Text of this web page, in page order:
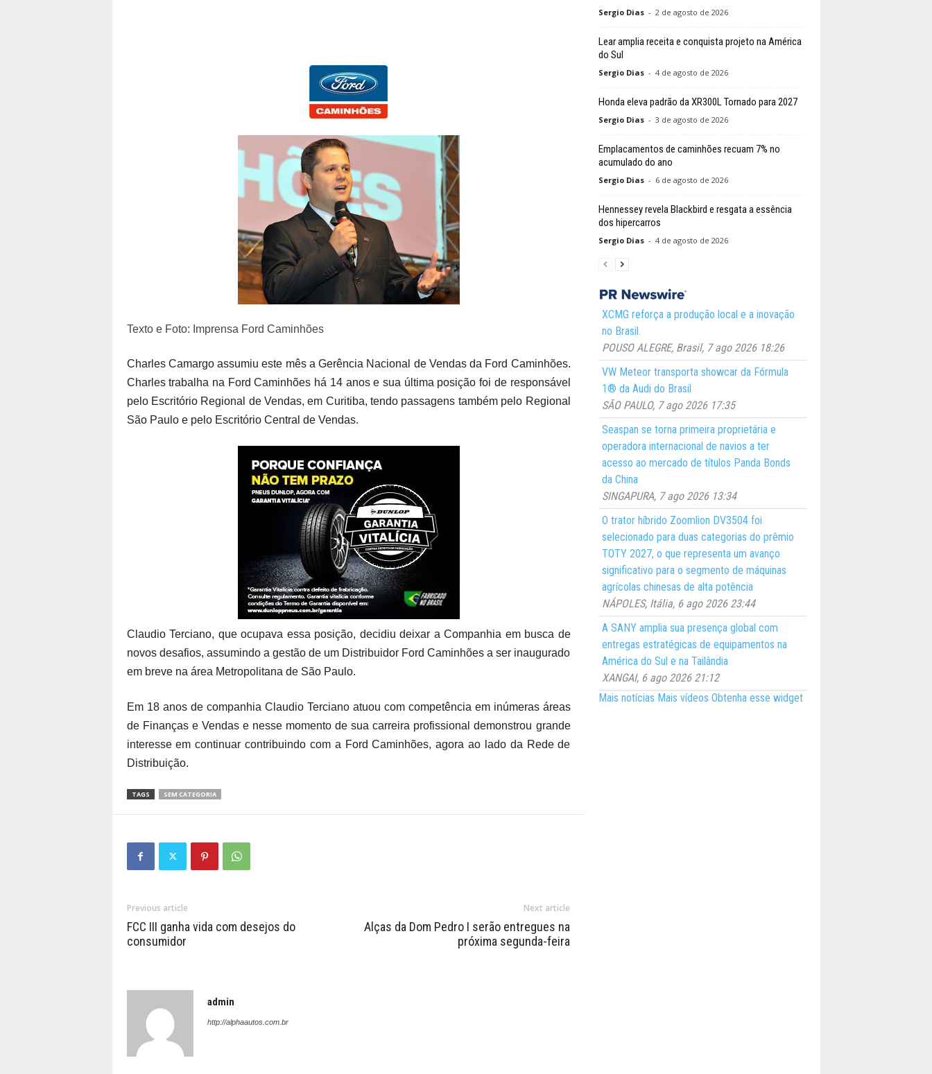
Texto e Foto: Imprensa Ford Caminhões
Charles Camargo assumiu este mês a Gerência Nacional de Vendas da Ford Caminhões.
Charles trabalha na Ford Caminhões há 14 anos e sua última posição foi de responsável
pelo Escritório Regional de Vendas, em Curitiba, tendo passagens também pelo Regional
São Paulo e pelo Escritório Central de Vendas.
Claudio Terciano, que ocupava essa posição, decidiu deixar a Companhia em busca de
novos desafios, assumindo a gestão de um Distribuidor Ford Caminhões a ser inaugurado
em breve na área Metropolitana de São Paulo.
Em 18 anos de companhia Claudio Terciano atuou com competência em inúmeras áreas
de Finanças e Vendas e nesse momento de sua carreira profissional demonstrou grande
interesse em continuar contribuindo com a Ford Caminhões, agora ao lado da Rede de
Distribuição.
TAGS SEM CATEGORIA
Previous article
FCC III ganha vida com desejos do
consumidor
Next article
Alças da Dom Pedro I serão entregues na
próxima segunda-feira
admin
http://alphaautos.com.br
Sergio Dias - 2 de agosto de 2026
Lear amplia receita e conquista projeto na América
do Sul
Sergio Dias - 4 de agosto de 2026
Honda eleva padrão da XR300L Tornado para 2027
Sergio Dias - 3 de agosto de 2026
Emplacamentos de caminhões recuam 7% no
acumulado do ano
Sergio Dias - 6 de agosto de 2026
Hennessey revela Blackbird e resgata a essência
dos hipercarros
Sergio Dias - 4 de agosto de 2026
XCMG reforça a produção local e a inovação
no Brasil.
POUSO ALEGRE, Brasil, 7 ago 2026 18:26
VW Meteor transporta showcar da Fórmula
1® da Audi do Brasil
SÃO PAULO, 7 ago 2026 17:35
Seaspan se torna primeira proprietária e
operadora internacional de navios a ter
acesso ao mercado de títulos Panda Bonds
da China
SINGAPURA, 7 ago 2026 13:34
O trator híbrido Zoomlion DV3504 foi
selecionado para duas categorias do prêmio
TOTY 2027, o que representa um avanço
significativo para o segmento de máquinas
agrícolas chinesas de alta potência
NÁPOLES, Itália, 6 ago 2026 23:44
A SANY amplia sua presença global com
entregas estratégicas de equipamentos na
América do Sul e na Tailândia
XANGAI, 6 ago 2026 21:12
Mais notícias Mais vídeos Obtenha esse widget